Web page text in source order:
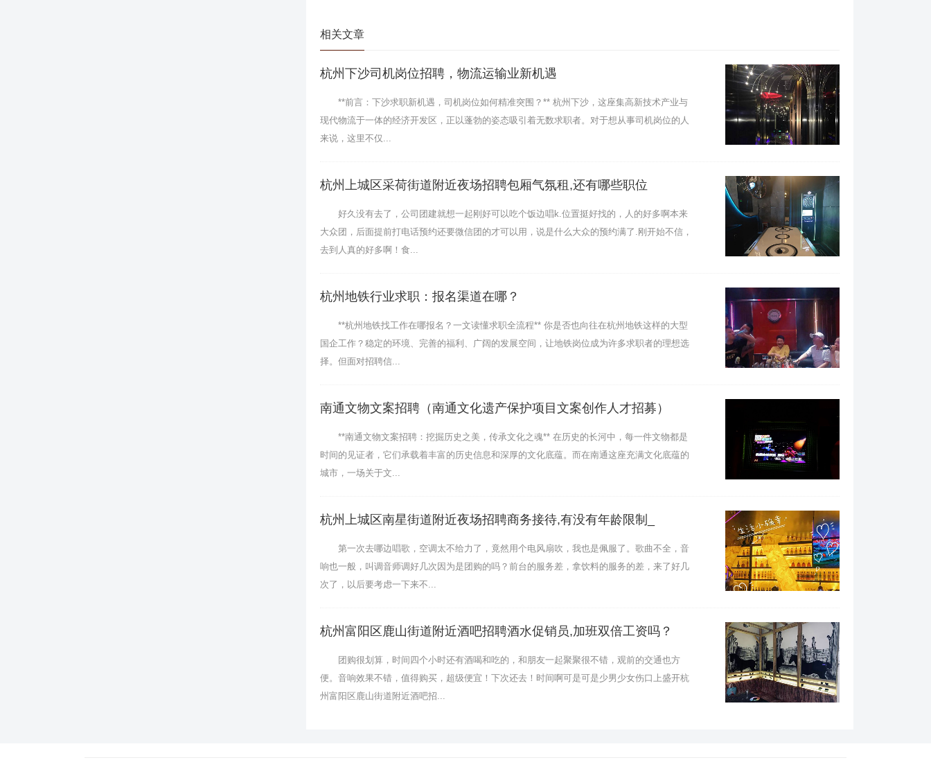
相关文章
杭州下沙司机岗位招聘，物流运输业新机遇
**前言：下沙求职新机遇，司机岗位如何精准突围？** 杭州下沙，这座集高新技术产业与
现代物流于一体的经济开发区，正以蓬勃的姿态吸引着无数求职者。对于想从事司机岗位的人
来说，这里不仅...
杭州上城区采荷街道附近夜场招聘包厢气氛租,还有哪些职位
好久没有去了，公司团建就想一起刚好可以吃个饭边唱k.位置挺好找的，人的好多啊本来
大众团，后面提前打电话预约还要微信团的才可以用，说是什么大众的预约满了.刚开始不信，
去到人真的好多啊！食...
杭州地铁行业求职：报名渠道在哪？
**杭州地铁找工作在哪报名？一文读懂求职全流程** 你是否也向往在杭州地铁这样的大型
国企工作？稳定的环境、完善的福利、广阔的发展空间，让地铁岗位成为许多求职者的理想选
择。但面对招聘信...
南通文物文案招聘（南通文化遗产保护项目文案创作人才招募）
**南通文物文案招聘：挖掘历史之美，传承文化之魂** 在历史的长河中，每一件文物都是
时间的见证者，它们承载着丰富的历史信息和深厚的文化底蕴。而在南通这座充满文化底蕴的
城市，一场关于文...
杭州上城区南星街道附近夜场招聘商务接待,有没有年龄限制_
第一次去哪边唱歌，空调太不给力了，竟然用个电风扇吹，我也是佩服了。歌曲不全，音
响也一般，叫调音师调好几次因为是团购的吗？前台的服务差，拿饮料的服务的差，来了好几
次了，以后要考虑一下来不...
杭州富阳区鹿山街道附近酒吧招聘酒水促销员,加班双倍工资吗？
团购很划算，时间四个小时还有酒喝和吃的，和朋友一起聚聚很不错，观前的交通也方
便。音响效果不错，值得购买，超级便宜！下次还去！时间啊可是可是少男少女伤口上盛开杭
州富阳区鹿山街道附近酒吧招...